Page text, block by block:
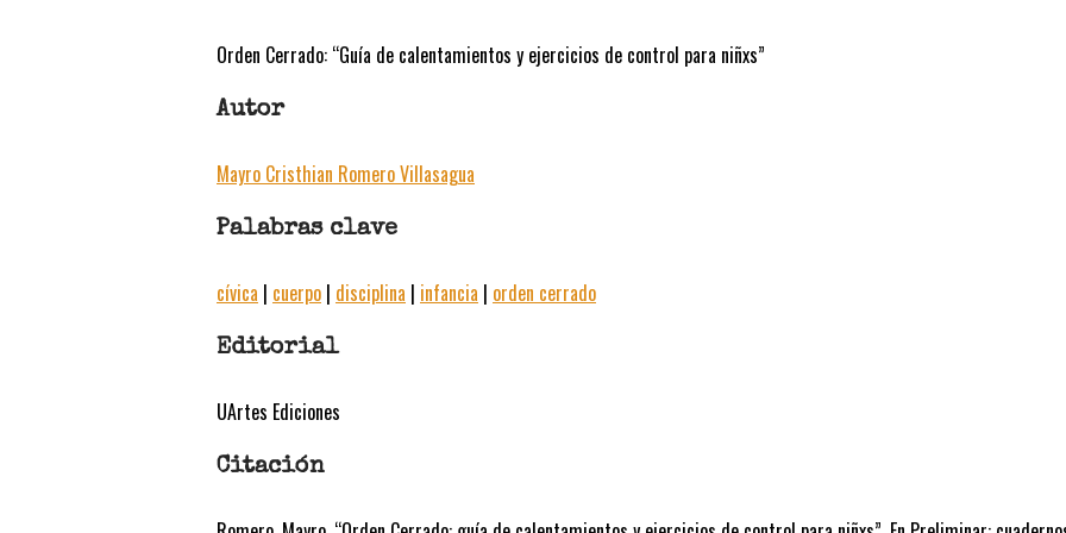
Orden Cerrado: “Guía de calentamientos y ejercicios de control para niñxs”
Autor
Mayro Cristhian Romero Villasagua
Palabras clave
cívica | cuerpo | disciplina | infancia | orden cerrado
Editorial
UArtes Ediciones
Citación